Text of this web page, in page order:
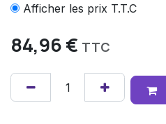
Afficher les prix T.T.C
84,96€ TTC